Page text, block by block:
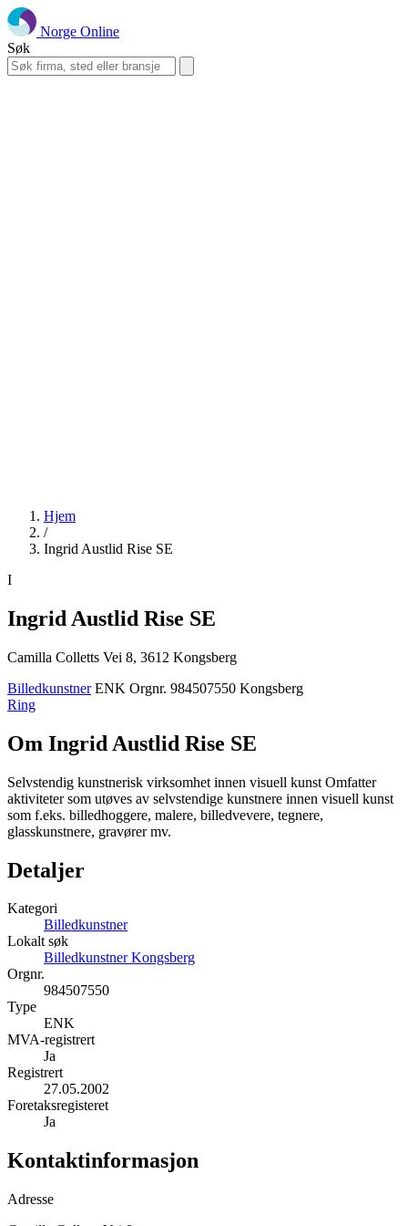
Norge Online
Søk
Hjem
/
Ingrid Austlid Rise SE
I
Ingrid Austlid Rise SE
Camilla Colletts Vei 8, 3612 Kongsberg
Billedkunstner ENK Orgnr. 984507550 Kongsberg
Ring
Om Ingrid Austlid Rise SE
Selvstendig kunstnerisk virksomhet innen visuell kunst Omfatter
aktiviteter som utøves av selvstendige kunstnere innen visuell kunst
som f.eks. billedhoggere, malere, billedvevere, tegnere,
glasskunstnere, gravører mv.
Detaljer
Kategori
Billedkunstner
Lokalt søk
Billedkunstner Kongsberg
Orgnr.
984507550
Type
ENK
MVA-registrert
Ja
Registrert
27.05.2002
Foretaksregisteret
Ja
Kontaktinformasjon
Adresse